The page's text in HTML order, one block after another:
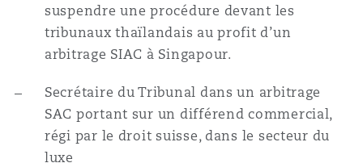
suspendre une procédure devant les
tribunaux thaïlandais au profit d’un
arbitrage SIAC à Singapour.
Secrétaire du Tribunal dans un arbitrage
SAC portant sur un différend commercial,
régi par le droit suisse, dans le secteur du
luxe